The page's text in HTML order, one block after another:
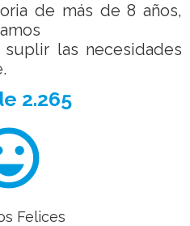
de más de 8 años,
las necesidades
2.265
Felices